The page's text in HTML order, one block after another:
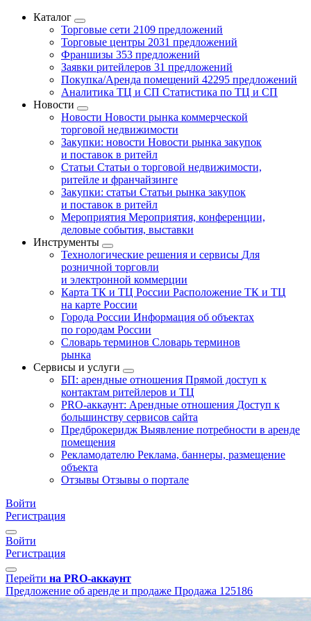
Каталог
Торговые сети 2109 предложений
Торговые центры 2031 предложений
Франшизы 353 предложений
Заявки ритейлеров 31 предложений
Покупка/Аренда помещений 42295 предложений
Аналитика ТЦ и СП Статистика по ТЦ и СП
Новости
Новости Новости рынка коммерческой
торговой недвижимости
Закупки: новости Новости рынка закупок
и поставок в ритейл
Статьи Статьи о торговой недвижимости,
ритейле и франчайзинге
Закупки: статьи Статьи рынка закупок
и поставок в ритейл
Мероприятия Мероприятия, конференции,
деловые события, выставки
Инструменты
Технологические решения и сервисы Для
розничной торговли
и электронной коммерции
Карта ТК и ТЦ России Расположение ТК и ТЦ
на карте России
Города России Информация об объектах
по городам России
Словарь терминов Словарь терминов
рынка
Сервисы и услуги
БП: арендные отношения Прямой доступ к
контактам ритейлеров и ТЦ
PRO-аккаунт: Арендные отношения Доступ к
большинству сервисов сайта
Предброкеридж Выявление потребности в аренде
помещения
Рекламодателю Реклама, баннеры, размещение
объекта
Отзывы Отзывы о портале
Войти
Регистрация
Войти
Регистрация
Перейти на PRO-аккаунт
Предложение об аренде и продаже Продажа 125186